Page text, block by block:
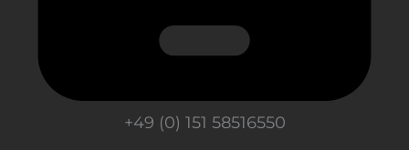
+49 (0) 151 58516550